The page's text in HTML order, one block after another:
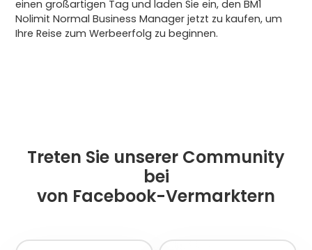
einen großartigen Tag und laden Sie ein, den BM1
Nolimit Normal Business Manager jetzt zu kaufen, um
Ihre Reise zum Werbeerfolg zu beginnen.
Treten Sie unserer Community
bei
von Facebook-Vermarktern